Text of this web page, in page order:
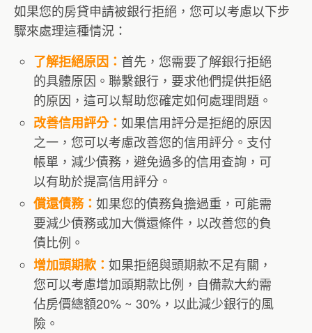
如果您的房貸申請被銀行拒絕，您可以考慮以下步
驟來處理這種情況：
了解拒絕原因： 首先，您需要了解銀行拒絕
的具體原因。聯繫銀行，要求他們提供拒絕
的原因，這可以幫助您確定如何處理問題。
改善信用評分：如果信用評分是拒絕的原因
之一，您可以考慮改善您的信用評分。支付
帳單，減少債務，避免過多的信用查詢，可
以有助於提高信用評分。
償還債務：如果您的債務負擔過重，可能需
要減少債務或加大償還條件，以改善您的負
債比例。
增加頭期款：如果拒絕與頭期款不足有關，
您可以考慮增加頭期款比例，自備款大約需
佔房價總額20% ~ 30%，以此減少銀行的風
險。